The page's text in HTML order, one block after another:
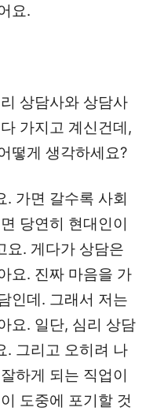
요.
상담사와 상담사
가지고 계신건데,
떻게 생각하세요?
. 가면 갈수록 사회
당연히 현대인이
요. 게다가 상담은
요. 진짜 마음을 가
인데. 그래서 저는
요. 일단, 심리 상담
. 그리고 오히려 나
하게 되는 직업이
도중에 포기할 것